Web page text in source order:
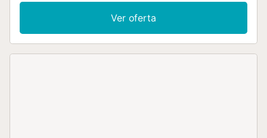
privado, la terraza cubierta o la terraza descubierta y
contemplad las preciosas vistas a la montaña y la ciudad.
La piscina exterior privada está disponible todo el año solo
Ver oferta